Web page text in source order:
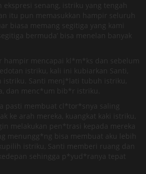
ekspresi senang, istriku yang tengah
itu pun memasukkan hampir seluruh
biasa memang segitiga yang kami
bermuda’ bisa menelan banyak
hampir mencapai kl*m*ks dan sebelum
istriku, kali ini kubiarkan Santi,
istriku. Santi menj*lati tubuh istriku,
dan menc*um bib*r istriku.
pasti membuat cl*tor*snya saling
ke arah mereka, kuangkat kaki istriku,
melakukan pen*trasi kepada mereka
menungg*ng bisa membuat aku lebih
istriku, Santi memberi ruang dan
sehingga p*yud*ranya tepat